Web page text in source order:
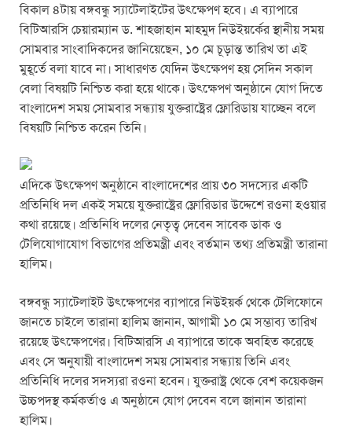
বিকাল ৪টায় বঙ্গবন্ধু স্যাটেলাইটের উৎক্ষেপণ হবে। এ ব্যাপারে
বিটিআরসি চেয়ারম্যান ড. শাহজাহান মাহমুদ নিউইয়র্কের স্থানীয় সময়
সোমবার সাংবাদিকদের জানিয়েছেন, ১০ মে চূড়ান্ত তারিখ তা এই
মুহূর্তে বলা যাবে না। সাধারণত যেদিন উৎক্ষেপণ হয় সেদিন সকাল
বেলা বিষয়টি নিশ্চিত করা হয়ে থাকে। উৎক্ষেপণ অনুষ্ঠানে যোগ দিতে
বাংলাদেশ সময় সোমবার সন্ধ্যায় যুক্তরাষ্ট্রের ফ্লোরিডায় যাচ্ছেন বলে
বিষয়টি নিশ্চিত করেন তিনি।
এদিকে উৎক্ষেপণ অনুষ্ঠানে বাংলাদেশের প্রায় ৩০ সদস্যের একটি
প্রতিনিধি দল একই সময়ে যুক্তরাষ্ট্রের ফ্লোরিডার উদ্দেশে রওনা হওয়ার
কথা রয়েছে। প্রতিনিধি দলের নেতৃত্ব দেবেন সাবেক ডাক ও
টেলিযোগাযোগ বিভাগের প্রতিমন্ত্রী এবং বর্তমান তথ্য প্রতিমন্ত্রী তারানা
হালিম।
বঙ্গবন্ধু স্যাটেলাইট উৎক্ষেপণের ব্যাপারে নিউইয়র্ক থেকে টেলিফোনে
জানতে চাইলে তারানা হালিম জানান, আগামী ১০ মে সম্ভাব্য তারিখ
রয়েছে উৎক্ষেপণের। বিটিআরসি এ ব্যাপারে তাকে অবহিত করেছে
এবং সে অনুযায়ী বাংলাদেশ সময় সোমবার সন্ধ্যায় তিনি এবং
প্রতিনিধি দলের সদস্যরা রওনা হবেন। যুক্তরাষ্ট্র থেকে বেশ কয়েকজন
উচ্চপদস্থ কর্মকর্তাও এ অনুষ্ঠানে যোগ দেবেন বলে জানান তারানা
হালিম।